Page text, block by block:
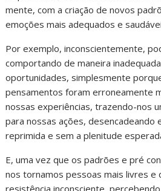
mente, com a criação de novos
emoções mais adequados e
Por exemplo, inconscientemente,
comportando de maneira
oportunidades, simplesmente
pensamentos foram erroneamente
nossas experiências, trazendo-nos
para nossas ações, desencadeando
reprimida e sem a plenitude
E, uma vez que os padrões e pré
nos tornamos pessoas mais livres e